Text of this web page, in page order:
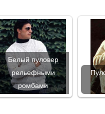
Белый пуловер
рельефными
ромбами